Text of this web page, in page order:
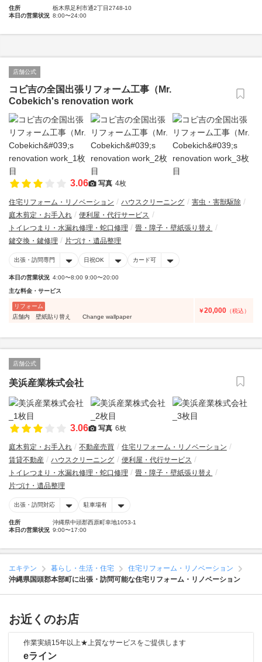
住所
栃木県足利市通2丁目2748-10
本日の営業状況 8:00〜24:00
店舗公式
コビ吉の全国出張リフォーム工事（Mr.
Cobekich's renovation work
3.06 写真 4枚
住宅リフォーム・リノベーション ハウスクリーニング
害虫・害獣駆除
庭木剪定・お手入れ
便利屋・代行サービス
トイレつまり・水漏れ修理・蛇口修理
畳・障子・壁紙張り替え
鍵交換・鍵修理
片づけ・遺品整理
出張・訪問専門 日祝OK カード可
本日の営業状況 4:00〜8:00 9:00〜20:00
主な料金・サービス
リフォーム
店舗内 壁紙貼り替え Change wallpaper
￥20,000 （税込）
店舗公式
美浜産業株式会社
3.06 写真 6枚
庭木剪定・お手入れ 不動産売買
住宅リフォーム・リノベーション
賃貸不動産
ハウスクリーニング
便利屋・代行サービス
トイレつまり・水漏れ修理・蛇口修理
畳・障子・壁紙張り替え
片づけ・遺品整理
出張・訪問対応 駐車場有
住所
沖縄県中頭郡西原町幸地1053-1
本日の営業状況 9:00〜17:00
エキテン 暮らし・生活・住宅
住宅リフォーム・リノベーション
沖縄県国頭郡本部町に出張・訪問可能な住宅リフォーム・リノベーション
お近くのお店
作業実績15年以上★上質なサービスをご提供します
eライン